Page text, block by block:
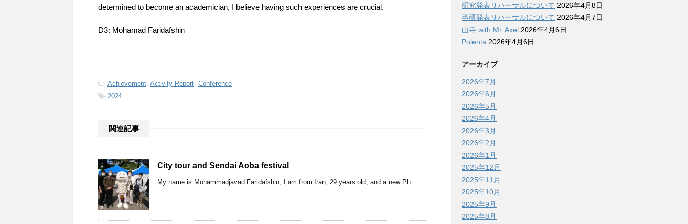
determined to become an academician, I believe having such experiences are crucial.
D3: Mohamad Faridafshin
-Achievement Activity Report Conference
-2024
関連記事
City tour and Sendai Aoba festival
My name is Mohammadjavad Faridafshin, I am from Iran, 29 years old, and a new Ph ...
研究発表リハーサルについて 2026年4月8日
卒研発表リハーサルについて 2026年4月7日
山寺 with Mr. Axel 2026年4月6日
Polenta 2026年4月6日
アーカイブ
2026年7月
2026年6月
2026年5月
2026年4月
2026年3月
2026年2月
2026年1月
2025年12月
2025年11月
2025年10月
2025年9月
2025年8月